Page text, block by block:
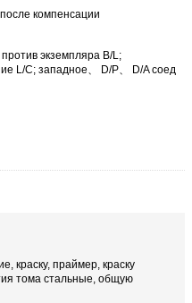
компенсации
экземпляра B/L;
L/C; западное、 D/P、 D/A соед
краску, праймер, краску
тома стальные, общую